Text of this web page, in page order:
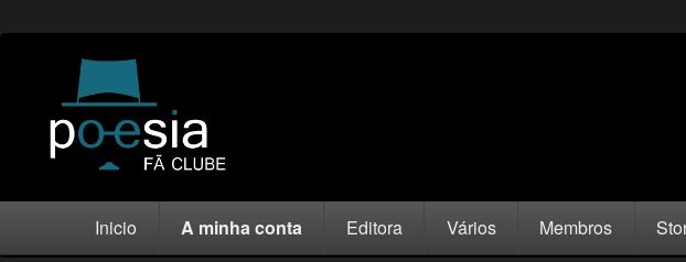
Inicio A minha conta Editora Vários Membros